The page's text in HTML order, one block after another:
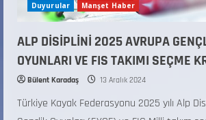
Duyurular Manşet Haber
ALP DİSİPLİNİ 2025 AVRUPA
OYUNLARI VE FIS TAKIMI SEÇME
Bülent Karadaş 13 Aralık 2024
Türkiye Kayak Federasyonu 2025 yılı Alp